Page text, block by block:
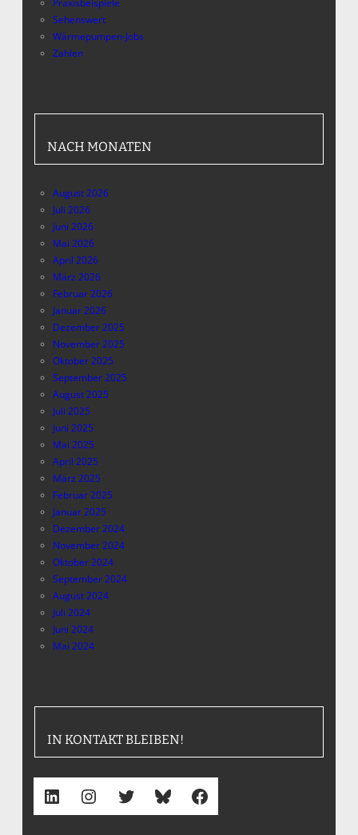
Praxisbeispiele
Sehenswert
Wärmepumpen-Jobs
Zahlen
NACH MONATEN
August 2026
Juli 2026
Juni 2026
Mai 2026
April 2026
März 2026
Februar 2026
Januar 2026
Dezember 2025
November 2025
Oktober 2025
September 2025
August 2025
Juli 2025
Juni 2025
Mai 2025
April 2025
März 2025
Februar 2025
Januar 2025
Dezember 2024
November 2024
Oktober 2024
September 2024
August 2024
Juli 2024
Juni 2024
Mai 2024
IN KONTAKT BLEIBEN!
LinkedIn Instagram Twitter Bluesky Facebook